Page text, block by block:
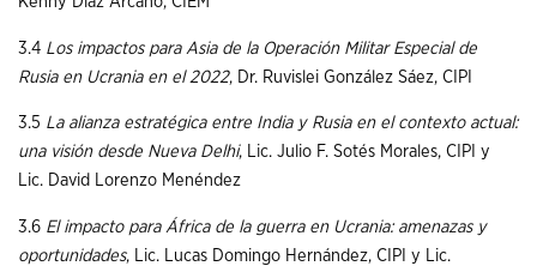
3.4 Los impactos para Asia de la Operación Militar Especial de
Rusia en Ucrania en el 2022, Dr. Ruvislei González Sáez, CIPI
3.5 La alianza estratégica entre India y Rusia en el contexto actual:
una visión desde Nueva Delhi, Lic. Julio F. Sotés Morales, CIPI y
Lic. David Lorenzo Menéndez
3.6 El impacto para África de la guerra en Ucrania: amenazas y
oportunidades, Lic. Lucas Domingo Hernández, CIPI y Lic.